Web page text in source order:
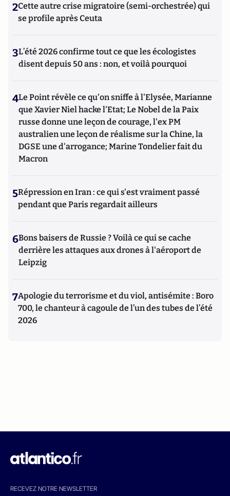
2Cette autre crise migratoire (semi-orchestrée) qui
se profile après Ceuta
3L’été 2026 confirme tout ce que les écologistes
disent depuis 50 ans : non, et voilà pourquoi
4Le Point révèle ce qu'on sniffe à l'Elysée, Marianne
que Xavier Niel hacke l'Etat; Le Nobel de la Paix
russe donne une leçon de courage, l'ex PM
australien une leçon de réalisme sur la Chine, la
DGSE une d'arrogance; Marine Tondelier fait du
Macron
5Répression en Iran : ce qui s'est vraiment passé
pendant que Paris regardait ailleurs
6Bons baisers de Russie ? Voilà ce qui se cache
derrière les attaques aux drones à l'aéroport de
Leipzig
7Apologie du terrorisme et du viol, antisémite : Boro
700, le chanteur à cagoule de l’un des tubes de l’été
2026
RECEVEZ NOTRE NEWSLETTER